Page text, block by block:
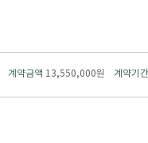
계약금액 13,550,000원 계약기간